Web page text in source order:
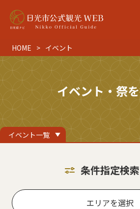
HOME イベント
イベント・祭
イベント一覧
条件指定検索
エリアを選択